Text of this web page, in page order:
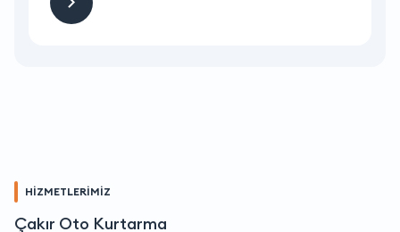
HİZMETLERİMİZ
Çakır Oto Kurtarma